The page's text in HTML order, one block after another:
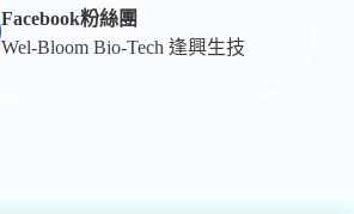
Facebook粉絲團
Wel-Bloom Bio-Tech 逢興生技